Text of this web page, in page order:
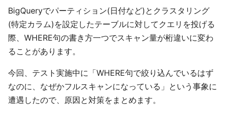
BigQueryでパーティション(日付など)とクラスタリング
(特定カラム)を設定したテーブルに対してクエリを投げる
際、WHERE句の書き方一つでスキャン量が桁違いに変わ
ることがあります。
今回、テスト実施中に「WHERE句で絞り込んでいるはず
なのに、なぜかフルスキャンになっている」という事象に
遭遇したので、原因と対策をまとめます。